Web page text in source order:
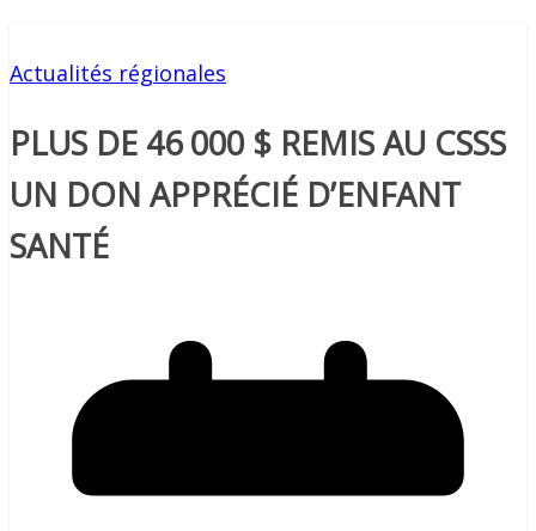
Actualités régionales
PLUS DE 46 000 $ REMIS AU CSSS
UN DON APPRÉCIÉ D’ENFANT
SANTÉ